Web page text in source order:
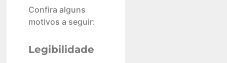
Confira alguns
motivos a seguir:
Legibilidade